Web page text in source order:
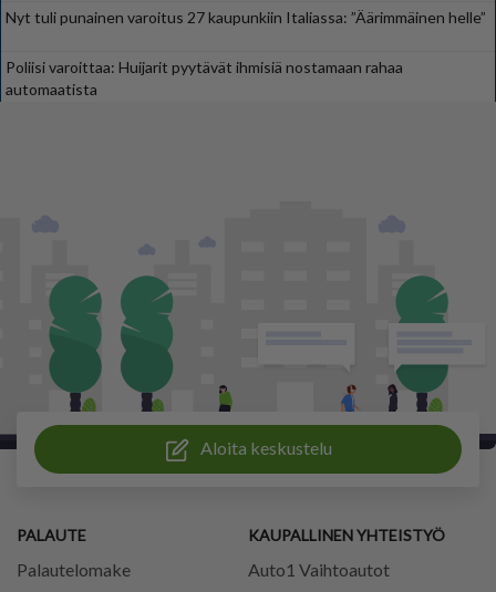
Nyt tuli punainen varoitus 27 kaupunkiin Italiassa: ”Äärimmäinen helle”
Poliisi varoittaa: Huijarit pyytävät ihmisiä nostamaan rahaa
automaatista
Aloita keskustelu
PALAUTE
Palautelomake
KAUPALLINEN YHTEISTYÖ
Auto1 Vaihtoautot